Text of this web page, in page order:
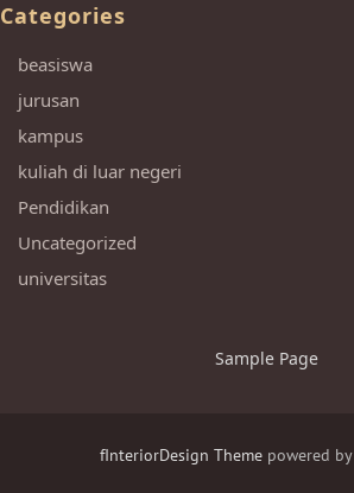
Categories
beasiswa
jurusan
kampus
kuliah di luar negeri
Pendidikan
Uncategorized
universitas
Sample Page
fInteriorDesign Theme powered by